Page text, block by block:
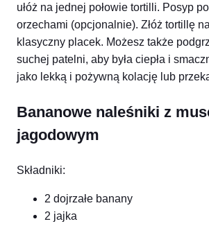
ułóż na jednej połowie tortilli. Posyp
orzechami (opcjonalnie). Złóż tortillę
klasyczny placek. Możesz także
suchej patelni, aby była ciepła i
jako lekką i pożywną kolację lub
Bananowe naleśniki z
jagodowym
Składniki:
2 dojrzałe banany
2 jajka